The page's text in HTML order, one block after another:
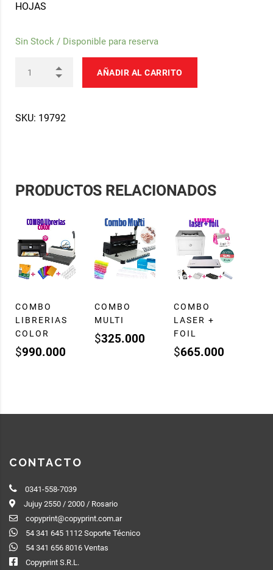
HOJAS
Sin Stock / Disponible para reserva
AÑADIR AL CARRITO
SKU: 19792
PRODUCTOS RELACIONADOS
COMBO
LIBRERIAS
COLOR
$990.000
COMBO
MULTI
$325.000
COMBO
LASER +
FOIL
$665.000
CONTACTO
0341-558-7039
Jujuy 2550 / 2000 / Rosario
copyprint@copyprint.com.ar
54 341 645 1112 Soporte Técnico
54 341 656 8016 Ventas
Copyprint S.R.L.